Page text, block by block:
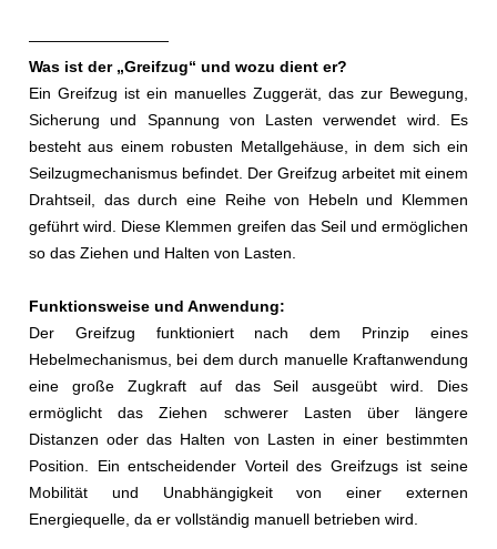
—————————
Was ist der „Greifzug“ und wozu dient er?
Ein Greifzug ist ein manuelles Zuggerät, das zur Bewegung,
Sicherung und Spannung von Lasten verwendet wird. Es
besteht aus einem robusten Metallgehäuse, in dem sich ein
Seilzugmechanismus befindet. Der Greifzug arbeitet mit einem
Drahtseil, das durch eine Reihe von Hebeln und Klemmen
geführt wird. Diese Klemmen greifen das Seil und ermöglichen
so das Ziehen und Halten von Lasten.
Funktionsweise und Anwendung:
Der Greifzug funktioniert nach dem Prinzip eines
Hebelmechanismus, bei dem durch manuelle Kraftanwendung
eine große Zugkraft auf das Seil ausgeübt wird. Dies
ermöglicht das Ziehen schwerer Lasten über längere
Distanzen oder das Halten von Lasten in einer bestimmten
Position. Ein entscheidender Vorteil des Greifzugs ist seine
Mobilität und Unabhängigkeit von einer externen
Energiequelle, da er vollständig manuell betrieben wird.